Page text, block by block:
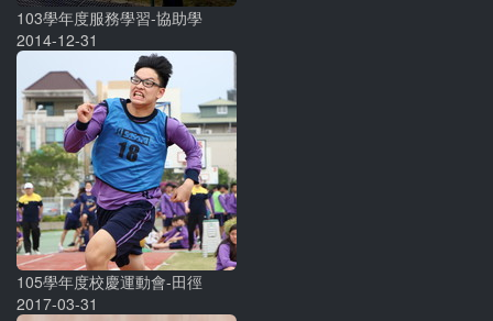
103學年度服務學習-協助學
2014-12-31
105學年度校慶運動會-田徑
2017-03-31